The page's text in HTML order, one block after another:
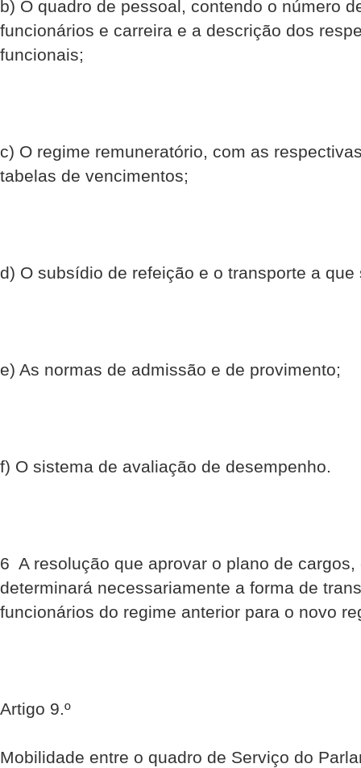
b) O quadro de pessoal, contendo o número
funcionários e carreira e a descrição dos
funcionais;
c) O regime remuneratório, com as
tabelas de vencimentos;
d) O subsídio de refeição e o transporte a que
e) As normas de admissão e de provimento;
f) O sistema de avaliação de desempenho.
6  A resolução que aprovar o plano de
determinará necessariamente a forma de
funcionários do regime anterior para o novo
Artigo 9.º
Mobilidade entre o quadro de Serviço do